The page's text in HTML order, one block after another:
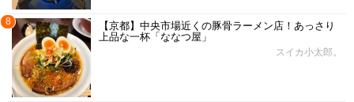
8
【京都】中央市場近くの豚骨ラーメン店！あっさり
上品な一杯「ななつ屋」
スイカ小太郎。